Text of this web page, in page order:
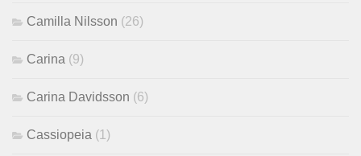
Camilla Nilsson (26)
Carina (9)
Carina Davidsson (6)
Cassiopeia (1)